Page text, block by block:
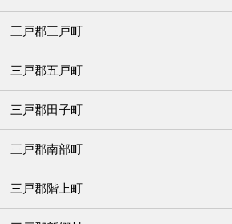
三戸郡三戸町
三戸郡五戸町
三戸郡田子町
三戸郡南部町
三戸郡階上町